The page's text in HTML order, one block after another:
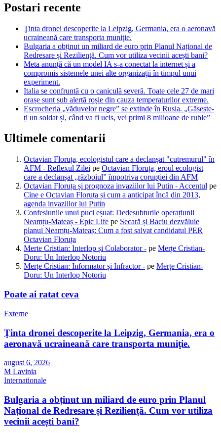
Postari recente
Ţinta dronei descoperite la Leipzig, Germania, era o aeronavă
ucraineană care transporta muniţie.
Bulgaria a obținut un miliard de euro prin Planul Național de
Redresare și Reziliență. Cum vor utiliza vecinii acești bani?
Meta anunță că un model IA s-a conectat la internet și a
compromis sistemele unei alte organizații în timpul unui
experiment.
Italia se confruntă cu o caniculă severă. Toate cele 27 de mari
orașe sunt sub alertă roșie din cauza temperaturilor extreme.
Escrocheria „văduvelor negre” se extinde în Rusia. „Găsește-
ți un soldat și, când va fi ucis, vei primi 8 milioane de ruble”
Ultimele comentarii
Octavian Floruța, ecologistul care a declanșat "cutremurul" în
AFM - Reflexul Zilei pe Octavian Floruța, eroul ecologist
care a declanșat „războiul” împotriva corupției din AFM
Octavian Floruța și prognoza invaziilor lui Putin - Accentul pe
Cine e Octavian Floruța și cum a anticipat încă din 2013,
agenda invaziilor lui Putin
Confesiunile unui puci eșuat: Dedesubturile operațiunii
Neamțu-Mateaș - Epic Life pe Secară și Baciu dezvăluie
planul Neamțu-Mateaș: Cum a fost salvat candidatul PER
Octavian Floruța
Merte Cristian: Interlop și Colaborator - pe Merțe Cristian-
Doru: Un Interlop Notoriu
Merțe Cristian: Informator și Infractor - pe Merțe Cristian-
Doru: Un Interlop Notoriu
Poate ai ratat ceva
Externe
Ţinta dronei descoperite la Leipzig, Germania, era o
aeronavă ucraineană care transporta muniţie.
august 6, 2026
M Lavinia
Internationale
Bulgaria a obținut un miliard de euro prin Planul
Național de Redresare și Reziliență. Cum vor utiliza
vecinii acești bani?